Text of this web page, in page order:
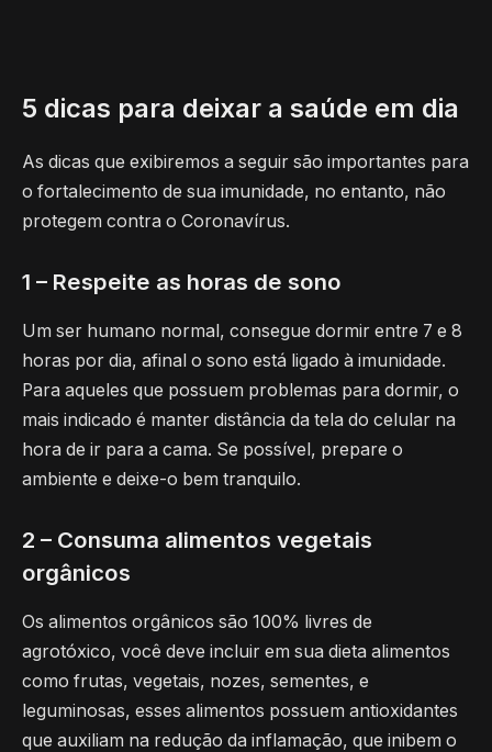
5 dicas para deixar a saúde em dia
As dicas que exibiremos a seguir são importantes para
o fortalecimento de sua imunidade, no entanto, não
protegem contra o Coronavírus.
1 – Respeite as horas de sono
Um ser humano normal, consegue dormir entre 7 e 8
horas por dia, afinal o sono está ligado à imunidade.
Para aqueles que possuem problemas para dormir, o
mais indicado é manter distância da tela do celular na
hora de ir para a cama. Se possível, prepare o
ambiente e deixe-o bem tranquilo.
2 – Consuma alimentos vegetais
orgânicos
Os alimentos orgânicos são 100% livres de
agrotóxico, você deve incluir em sua dieta alimentos
como frutas, vegetais, nozes, sementes, e
leguminosas, esses alimentos possuem antioxidantes
que auxiliam na redução da inflamação, que inibem o